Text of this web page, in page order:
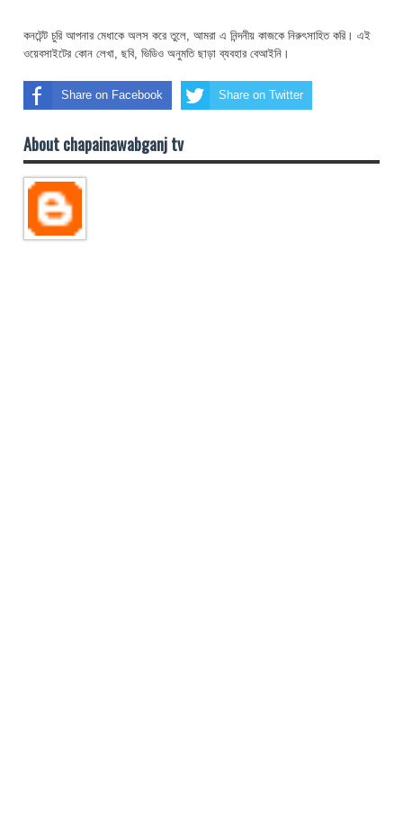
কনটেন্ট চুরি আপনার মেধাকে অলস করে তুলে, আমরা এ নিন্দনীয় কাজকে নিরুৎসাহিত করি। এই
ওয়েবসাইটের কোন লেখা, ছবি, ভিডিও অনুমতি ছাড়া ব্যবহার বেআইনি।
Share on Facebook Share on Twitter
About chapainawabganj tv